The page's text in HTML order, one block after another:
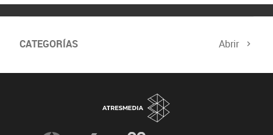
CATEGORÍAS Abrir